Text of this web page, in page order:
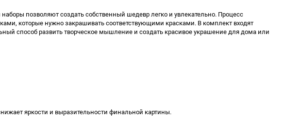
позволяют создать собственный шедевр легко и увлекательно. Процесс
которые нужно закрашивать соответствующими красками. В комплект входят
способ развить творческое мышление и создать красивое украшение для дома или
яркости и выразительности финальной картины.